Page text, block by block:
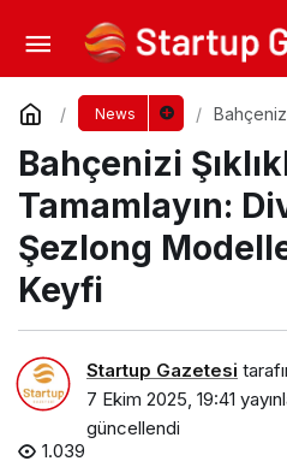
News
Yaz Keyfi
Bahçenizi
Tamamlayın:
Şezlong
Keyfi
Startup Gazetesi
7 Ekim 2025, 19:41
güncellendi
1.039
Kadın Döngüsü ve
Bedenine ve Duygularına
Yorum Yap